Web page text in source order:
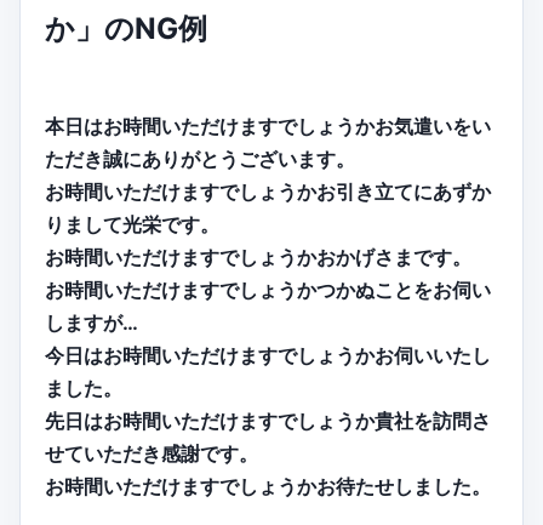
か」のNG例
本日はお時間いただけますでしょうかお気遣いをい
ただき誠にありがとうございます。
お時間いただけますでしょうかお引き立てにあずか
りまして光栄です。
お時間いただけますでしょうかおかげさまです。
お時間いただけますでしょうかつかぬことをお伺い
しますが…
今日はお時間いただけますでしょうかお伺いいたし
ました。
先日はお時間いただけますでしょうか貴社を訪問さ
せていただき感謝です。
お時間いただけますでしょうかお待たせしました。